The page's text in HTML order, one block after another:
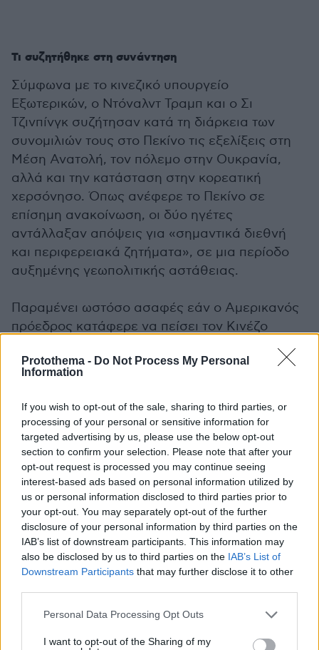
Protothema - Do Not Process My Personal
Information
If you wish to opt-out of the sale, sharing to third parties, or
processing of your personal or sensitive information for
targeted advertising by us, please use the below opt-out
section to confirm your selection. Please note that after your
opt-out request is processed you may continue seeing
interest-based ads based on personal information utilized by
us or personal information disclosed to third parties prior to
your opt-out. You may separately opt-out of the further
disclosure of your personal information by third parties on the
IAB’s list of downstream participants. This information may
also be disclosed by us to third parties on the IAB’s List of
Downstream Participants that may further disclose it to other
Please note that this website/app uses one or more Google
not limited to your visit or usage behaviour. You may click to
Personal Data Processing Opt Outs
I want to opt-out of the Sharing of my
Τι συζητήθηκε στη συνάντηση
Σύμφωνα με το κινεζικό υπουργείο
Εξωτερικών, ο Ντόναλντ Τραμπ και ο Σι
Τζινπίνγκ συζήτησαν κατά τη διάρκεια των
συνομιλιών τους στο Πεκίνο τις εξελίξεις στη
Μέση Ανατολή, τον πόλεμο στην Ουκρανία,
αλλά και την κατάσταση στην κορεατική
χερσόνησο. Όπως ανέφερε το Πεκίνο σε
επίσημη ανακοίνωση, οι δύο ηγέτες
αντάλλαξαν απόψεις για «σημαντικά διεθνή
και περιφερειακά ζητήματα», σε μια περίοδο
αυξημένης γεωπολιτικής αστάθειας.
Παραμένει ωστόσο ασαφές εάν ο Αμερικανός
πρόεδρος κατάφερε να πείσει τον Κινέζο
Ιράν
για
αποκλιμάκωση της κρίσης, καθώς η Κίνα
μεγαλύτερο αγοραστή ιρανικού πετρελαίου
παγκοσμίως.
Κόκκινο χαλί
Πέρα από τον εξαιρετικό χαρακτήρα της
επίσκεψης, της πρώτης Αμερικανού προέδρου
έπειτα από εκείνη που είχε πραγματοποιήσει ο
Τραμπ το 2017, η σύνοδος κορυφής
παρουσιάζεται ευρέως ως η ευκαιρία για τα
δύο μέρη για να διατηρηθεί μια κάποια
σταθερότητα ανάμεσα στις δύο μεγαλύτερες
παγκόσμιες οικονομικές δυνάμεις και να μην